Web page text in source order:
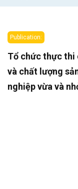
Publication:
Tổ chức thực thi
và chất lượng
nghiệp vừa và